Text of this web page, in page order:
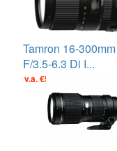
Tamron 16-300mm
F/3.5-6.3 Di I...
v.a. €599.00